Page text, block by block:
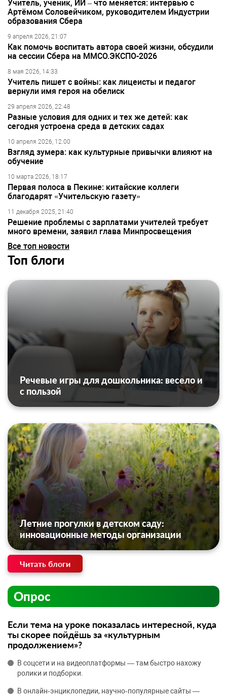
Учитель, ученик, ИИ – что меняется: интервью с
Артёмом Соловейчиком, руководителем Индустрии
образования Сбера
9 апреля 2026, 21:07
Как помочь воспитать автора своей жизни, обсудили
на сессии Сбера на ММСО.ЭКСПО-2026
8 мая 2026, 14:33
Учитель пишет с войны: как лицеисты и педагог
вернули имя героя на обелиск
29 апреля 2026, 22:48
Разные условия для одних и тех же детей: как
сегодня устроена среда в детских садах
10 апреля 2026, 12:00
Взгляд зумера: как культурные привычки влияют на
обучение
10 марта 2026, 18:17
Первая полоса в Пекине: китайские коллеги
благодарят «Учительскую газету»
11 декабря 2025, 21:40
Решение проблемы с зарплатами учителей требует
много времени, заявил глава Минпросвещения
Все топ новости
Топ блоги
Речевые игры для дошкольника: весело и
с пользой
Летние прогулки в детском саду:
инновационные методы организации
Читать блоги
Опрос
Если тема на уроке показалась интересной, куда
ты скорее пойдёшь за «культурным
продолжением»?
В соцсети и на видеоплатформы — там быстро нахожу
ролики и подборки.
В онлайн‑энциклопедии, научно‑популярные сайты —